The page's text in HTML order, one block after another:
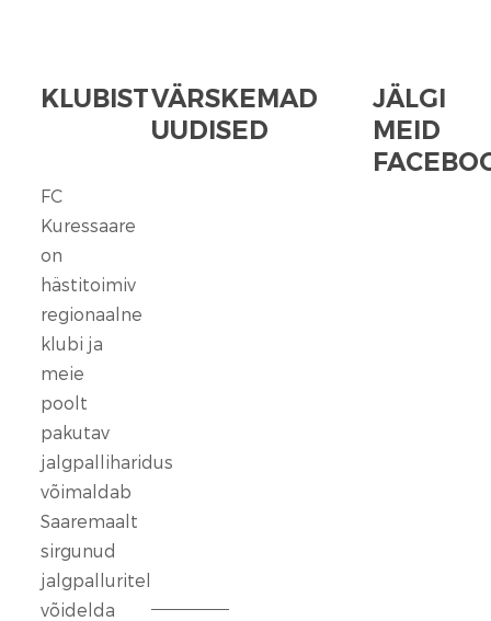
KLUBIST
FC
Kuressaare
on
hästitoimiv
regionaalne
klubi ja
meie
poolt
pakutav
jalgpalliharidus
võimaldab
Saaremaalt
sirgunud
jalgpalluritel
võidelda
VÄRSKEMAD
UUDISED
JÄLGI
MEID